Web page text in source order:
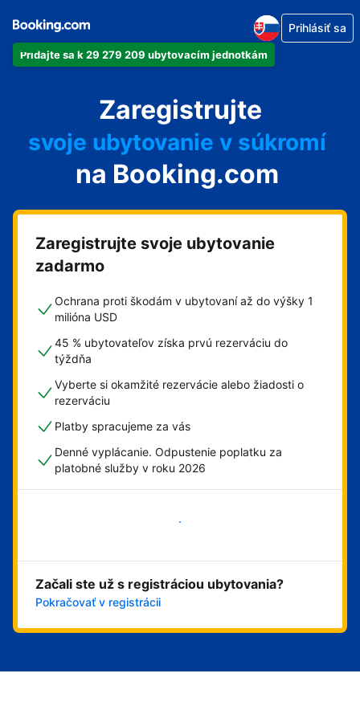
Pridajte sa k 29 279 209 ubytovacím jednotkám
Prihlásiť sa
Zaregistrujte
svoj hotel
svoje ubytovanie v súkromí
svoj penzión
svoje bed and breakfast
na Booking.com
Zaregistrujte svoje ubytovanie
zadarmo
Ochrana proti škodám v ubytovaní až do výšky 1
milióna USD
45 % ubytovateľov získa prvú rezerváciu do
týždňa
Vyberte si okamžité rezervácie alebo žiadosti o
rezerváciu
Platby spracujeme za vás
Denné vyplácanie. Odpustenie poplatku za
platobné služby v roku 2026
Začali ste už s registráciou ubytovania?
Pokračovať v registrácii